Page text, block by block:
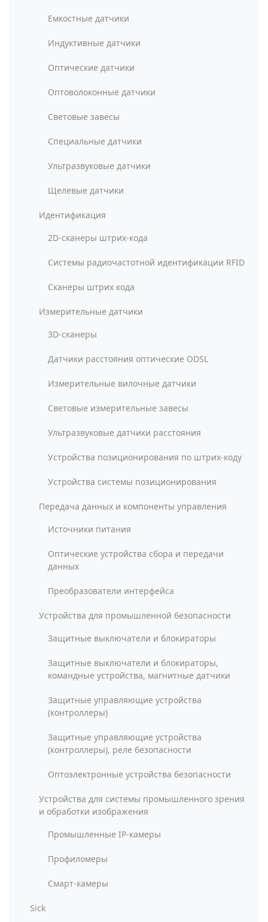
Емкостные датчики
Индуктивные датчики
Оптические датчики
Оптоволоконные датчики
Световые завесы
Специальные датчики
Ультразвуковые датчики
Щелевые датчики
Идентификация
2D-сканеры штрих-кода
Системы радиочастотной идентификации RFID
Сканеры штрих кода
Измерительные датчики
3D-сканеры
Датчики расстояния оптические ODSL
Измерительные вилочные датчики
Световые измерительные завесы
Ультразвуковые датчики расстояния
Устройства позиционирования по штрих-коду
Устройства системы позиционирования
Передача данных и компоненты управления
Источники питания
Оптические устройства сбора и передачи
данных
Преобразователи интерфейса
Устройства для промышленной безопасности
Защитные выключатели и блокираторы
Защитные выключатели и блокираторы,
командные устройства, магнитные датчики
Защитные управляющие устройства
(контроллеры)
Защитные управляющие устройства
(контроллеры), реле безопасности
Оптоэлектронные устройства безопасности
Устройства для системы промышленного зрения
и обработки изображения
Промышленные IP-камеры
Профиломеры
Смарт-камеры
Sick